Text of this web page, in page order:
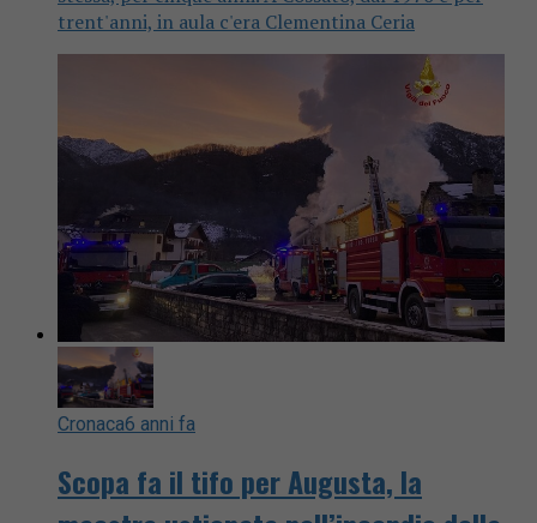
trent'anni, in aula c'era Clementina Ceria
Cronaca6 anni fa
Scopa fa il tifo per Augusta, la